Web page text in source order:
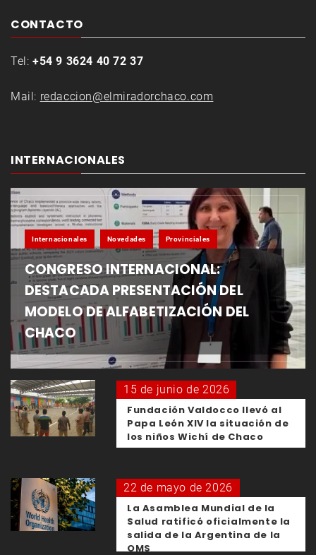
CONTACTO
Tel: +54 9 3624 40 72 37
Mail: redaccion@elmiradorchaco.com
INTERNACIONALES
Internacionales Novedades Provinciales
CONGRESO INTERNACIONAL:
DESTACADA PRESENTACIÓN DEL
MODELO DE ALFABETIZACIÓN DEL
CHACO
15 de junio de 2026
Fundación Valdocco llevó al
Papa León XIV la situación de
los niños Wichí de Chaco
22 de mayo de 2026
La Asamblea Mundial de la
Salud ratificó oficialmente la
salida de la Argentina de la
OMS